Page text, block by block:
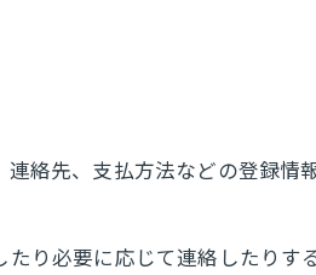
絡先、支払方法などの登録情
り必要に応じて連絡したりす